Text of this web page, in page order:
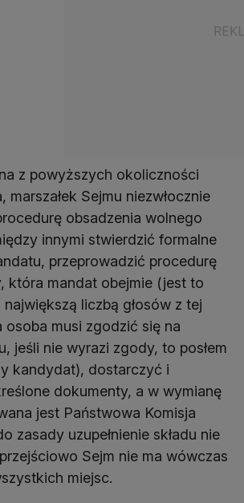
z powyższych okoliczności
marszałek Sejmu niezwłocznie
obsadzenia wolnego
innymi stwierdzić formalne
przeprowadzić procedurę
która mandat obejmie (jest to
liczbą głosów z tej
osoba musi zgodzić się na
jeśli nie wyrazi zgody, to posłem
kandydat), dostarczyć i
dokumenty, a w wymianę
jest Państwowa Komisja
zasady uzupełnienie składu nie
Sejm nie ma wówczas
miejsc.